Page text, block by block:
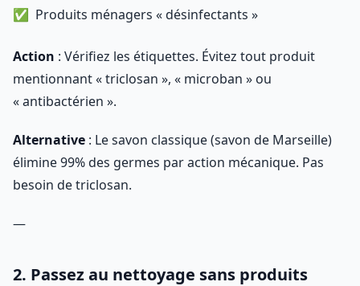
Produits ménagers « désinfectants »
Action : Vérifiez les étiquettes. Évitez tout produit
mentionnant « triclosan », « microban » ou
« antibactérien ».
Alternative : Le savon classique (savon de Marseille)
élimine 99% des germes par action mécanique. Pas
besoin de triclosan.
—
2. Passez au nettoyage sans produits